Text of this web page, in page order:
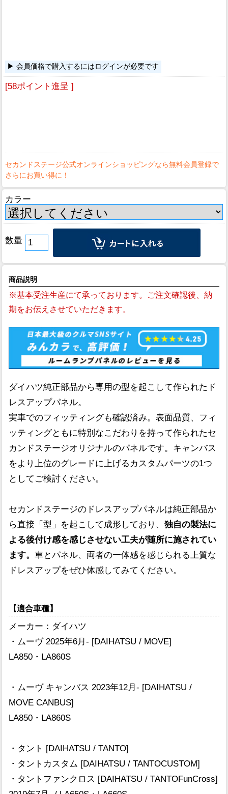
会員価格で購入するにはログインが必要です
[58ポイント進呈 ]
カラー
数量
商品説明
※基本受注生産にて承っております。ご注文確認後、納
期をお伝えさせていただきます。
ダイハツ純正部品から専用の型を起こして作られたド
レスアップパネル。
実車でのフィッティングも確認済み。表面品質、フィ
ッティングともに特別なこだわりを持って作られたセ
カンドステージオリジナルのパネルです。キャンバス
をより上位のグレードに上げるカスタムパーツの1つ
としてご検討ください。
セカンドステージのドレスアップパネルは純正部品か
ら直接「型」を起こして成形しており、独自の製法に
よる後付け感を感じさせない工夫が随所に施されてい
ます。車とパネル、両者の一体感を感じられる上質な
ドレスアップをぜひ体感してみてください。
【適合車種】
メーカー：ダイハツ
・ムーヴ 2025年6月- [DAIHATSU / MOVE]
LA850・LA860S
・ムーヴ キャンバス 2023年12月- [DAIHATSU /
MOVE CANBUS]
LA850・LA860S
・タント [DAIHATSU / TANTO]
・タントカスタム [DAIHATSU / TANTOCUSTOM]
・タントファンクロス [DAIHATSU / TANTOFunCross]